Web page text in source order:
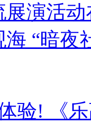
展演活
“暗夜
验! 《